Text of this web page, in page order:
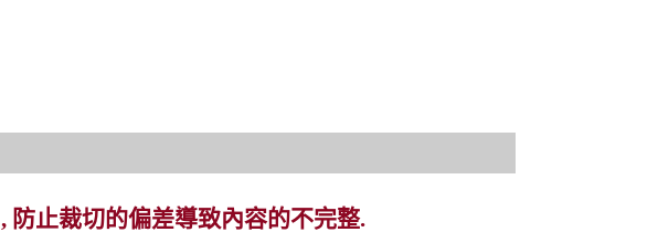
, 防止裁切的偏差導致內容的不完整.